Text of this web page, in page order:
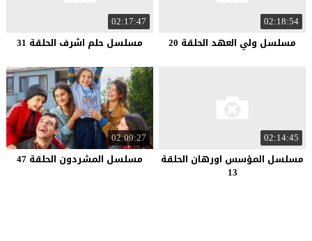
02:18:54
مسلسل ولي العهد الحلقة 20
02:17:47
مسلسل حلم اشرف الحلقة 31
02:14:45
مسلسل المؤسس اورهان الحلقة
13
02:09:27
مسلسل المشردون الحلقة 47